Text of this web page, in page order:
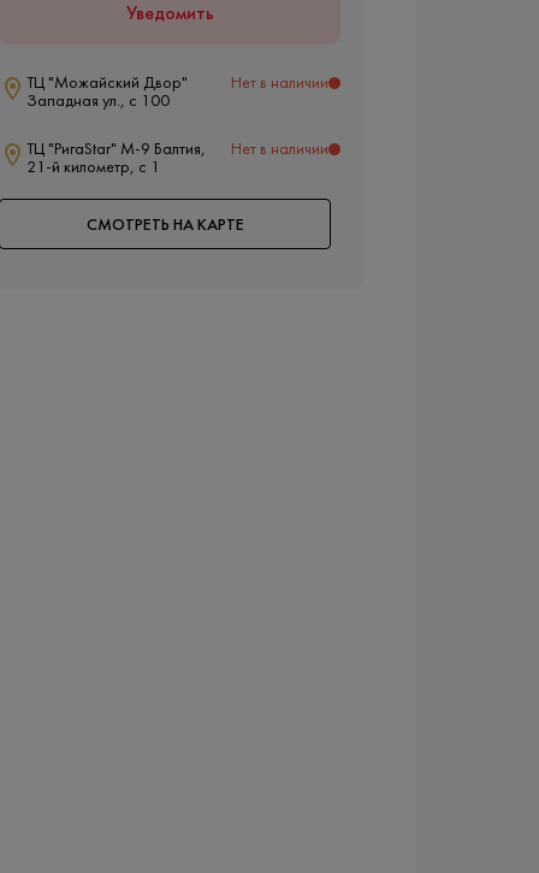
Уведомить
ТЦ "Можайский Двор"
Западная ул., с 100
Нет в наличии
ТЦ "РигаStar" М-9 Балтия,
21-й километр, с 1
Нет в наличии
СМОТРЕТЬ НА КАРТЕ